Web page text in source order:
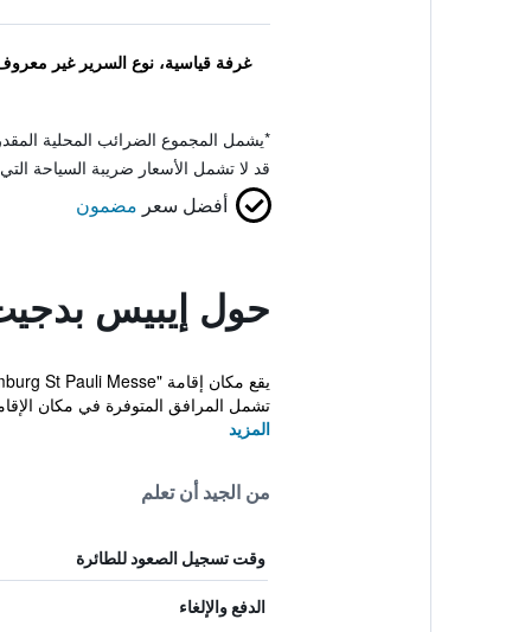
غرفة قياسية، نوع السرير غير
*يشمل المجموع الضرائب المحلية
قد لا تشمل الأسعار ضريبة السياحة
أفضل سعر مضمون
حول إيبيس
تشمل المرافق المتوفرة في مكان
المزيد
من الجيد أن تعلم
وقت تسجيل الصعود للطائرة
الدفع والإلغاء